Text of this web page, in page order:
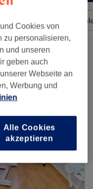
Besonderheiten
Cookies von
zu personalisieren,
und unseren
geben auch
Webseite an
Werbung und
Alle Cookies
akzeptieren